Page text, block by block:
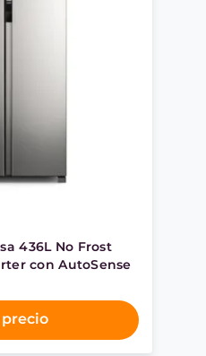
436L No Frost
con AutoSense
precio